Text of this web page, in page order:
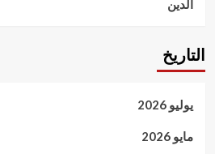
الدين
التاريخ
يوليو 2026
مايو 2026